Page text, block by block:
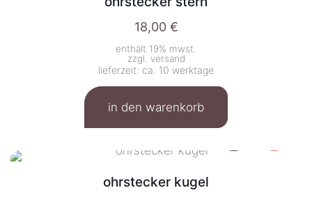
18,00 €
enthält 19% mwst.
zzgl. versand
lieferzeit: ca. 10 werktage
in den warenkorb
ohrstecker kugel